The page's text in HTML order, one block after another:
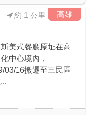
高雄
約 1 公里
美式餐廳原址在高
中心境內，
03/16搬遷至三民區